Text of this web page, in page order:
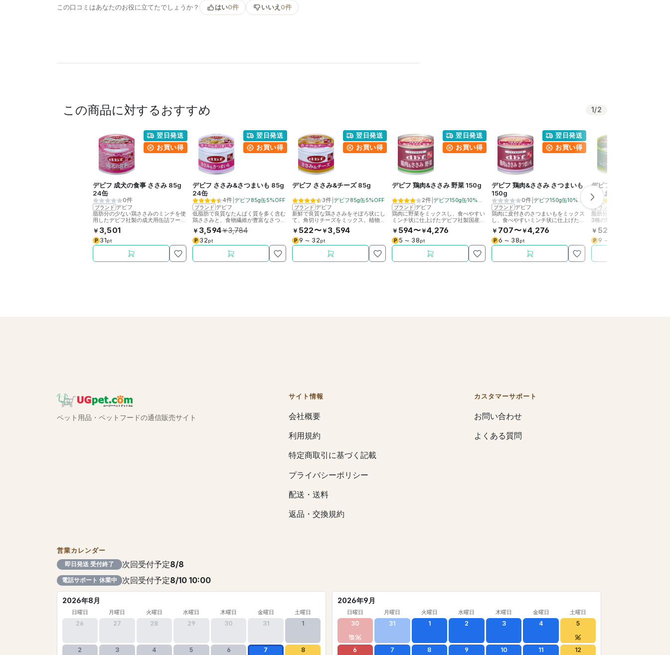
この口コミはあなたのお役に立てたでしょうか？ はい0件 いいえ 0件
この商品に対するおすすめ 1 /2
翌日発送
お買い得
デビフ 成犬の食事 ささみ 85g
24缶
0件
ブランド デビフ
脂肪分の少ない鶏ささみのミンチを使
用したデビフ社製の成犬用缶詰フード
です。
￥ 3,501
P 31pt
翌日発送
お買い得
デビフ ささみ&さつまいも 85g
24缶
4件| デビフ85g缶5%OFF
ブランド デビフ
低脂肪で良質なたんぱく質を多く含む
鶏ささみと、食物繊維が豊富なさつま
いもを皮付きのままミックス。
￥ 3,594￥3,784
P 32pt
翌日発送
お買い得
デビフ ささみ&チーズ 85g
3件| デビフ85g缶5%OFF
ブランド デビフ
新鮮で良質な鶏ささみをそぼろ状にし
て、角切りチーズをミックス。植物性
ゼリーでほどよく固めた犬用缶詰フー
ドです。
￥ 522〜￥ 3,594
P 9 〜 32pt
翌日発送
お買い得
デビフ 鶏肉&ささみ 野菜 150g
2件| デビフ150g缶10%OFF
ブランド デビフ
鶏肉に野菜をミックスし、食べやすい
ミンチ状に仕上げたデビフ社製国産犬
用缶詰です。
￥ 594〜￥4,276
P 5 〜 38pt
翌日発送
お買い得
デビフ 鶏肉&ささみ さつまいも
150g
0件| デビフ150g缶10%OFF
ブランド デビフ
鶏肉に皮付きのさつまいもをミックス
し、食べやすいミンチ状に仕上げたデ
ビフ社製国産犬用缶詰です。
￥ 707〜￥4,276
P 6 〜 38pt
デビフ シニア犬の食事 さ
すりおろし野菜 85g
ブランド
脂肪分の少ない鶏ささみのミン
3種の野菜を加えたデビフ社製
缶詰フードです。
￥ 522〜
P 9 〜
ペット用品・ペットフードの通信販売サイト
サイト情報
会社概要
利用規約
特定商取引に基づく記載
プライバシーポリシー
配送・送料
返品・交換規約
カスタマーサポート
お問い合わせ
よくある質問
営業カレンダー
即日発送 受付終了 次回受付予定8/8
電話サポート 休業中 次回受付予定8/10 10:00
2026年8月
日曜日 月曜日 火曜日 水曜日 木曜日 金曜日 土曜日
26 27 28 29 30 31 1
2 3 4 5 6 7 8
2026年9月
日曜日 月曜日 火曜日 水曜日 木曜日 金曜日 土曜日
30 31 1 2 3 4 5
6 7 8 9 10 11 12